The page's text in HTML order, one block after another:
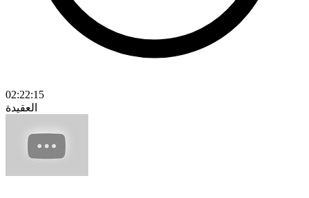
02:22:15
العقيدة